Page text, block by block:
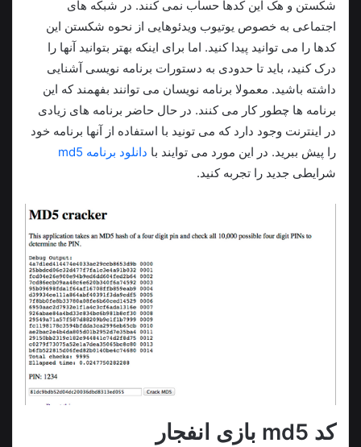
شکستن و هک این کدها حساب نمی کنند. در شبکه های
اجتماعی به خصوص یوتیوب ویدئوهایی از نحوه شکستن این
کدها را می توانید پیدا کنید. اما برای اینکه بهتر بتوانید آنها را
درک کنید، باید تا حدودی به دستورات برنامه نویسی آشنایی
داشته باشید. معمولا برنامه نویسان می توانند بفهمند که این
برنامه ها چطور کار می کنند. در حال حاضر برنامه های زیادی
در اینترنت وجود دارد که می تونید با استفاده از آنها برنامه خود
را پیش ببرید. در این مورد می توایند با دانلود برنامه md5
شرایطی جدید را تجربه کنید.
کد md5 بازی انفجار